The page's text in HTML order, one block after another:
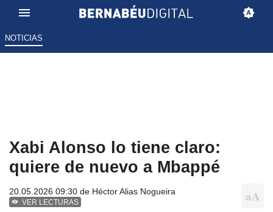
NOTICIAS
Xabi Alonso lo tiene claro:
quiere de nuevo a Mbappé
20.05.2026 09:30 de Héctor Alias Nogueira
VER LECTURAS